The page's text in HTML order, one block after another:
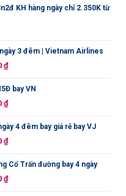
₫.
KH hàng ngày chỉ 2.350K từ
tại
3 đêm | Vietnam Airlines
₫.
₫Giá
tại
là:
bay VN
₫.
₫Giá
tại
là:
4 đêm bay giá rẻ bay VJ
₫.
₫Giá
tại
là:
Cổ Trấn đường bay 4 ngày
₫Giá